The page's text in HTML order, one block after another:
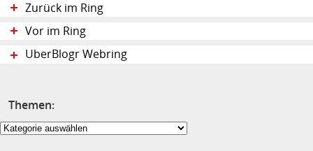
Zurück im Ring
Vor im Ring
UberBlogr Webring
Themen:
Themen: